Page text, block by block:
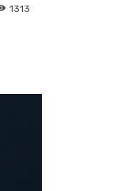
1313